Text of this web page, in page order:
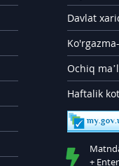
Davlat
Ochiq
Haftalik
+